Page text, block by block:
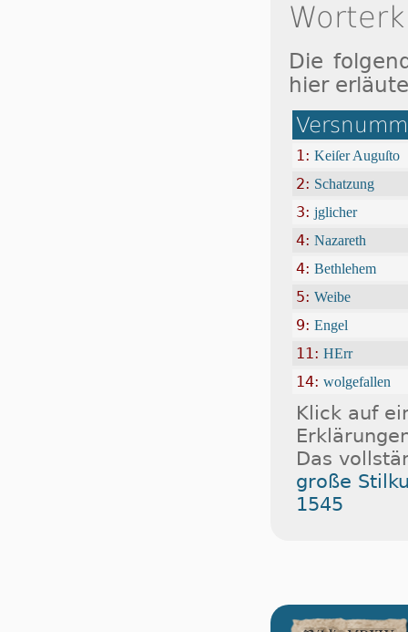
Die
hier
1: Keiſer Auguſto
2: Schatzung
3: jglicher
4: Nazareth
4: Bethlehem
5: Weibe
9: Engel
11: HErr
14: wolgefallen
Klick auf
Das
große
1545